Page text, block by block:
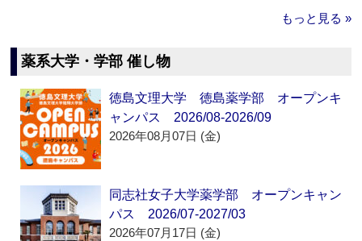
もっと見る »
薬系大学・学部 催し物
徳島文理大学 徳島薬学部 オープンキ
ャンパス 2026/08-2026/09
2026年08月07日 (金)
同志社女子大学薬学部 オープンキャン
パス 2026/07-2027/03
2026年07月17日 (金)